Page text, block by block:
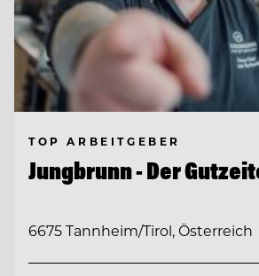
TOP ARBEITGEBER
Jungbrunn - Der
6675 Tannheim/Tirol, Österreich